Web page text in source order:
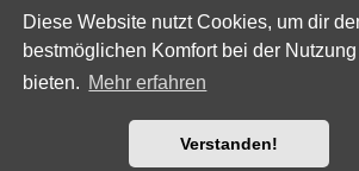
Diese Website nutzt Cookies, um dir
bestmöglichen Komfort bei der Nutzung
bieten. Mehr erfahren
Verstanden!
Homepage der DLG Foren-Übersicht
Powered byphpBB® Forum Software © phpBB Limited
Style: Black-Silver-Split by Joyce&LunaphpBB-Style-
Nutzungsbedingungen